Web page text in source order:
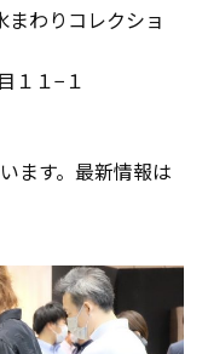
まわりコレクショ
１１−１
す。最新情報は